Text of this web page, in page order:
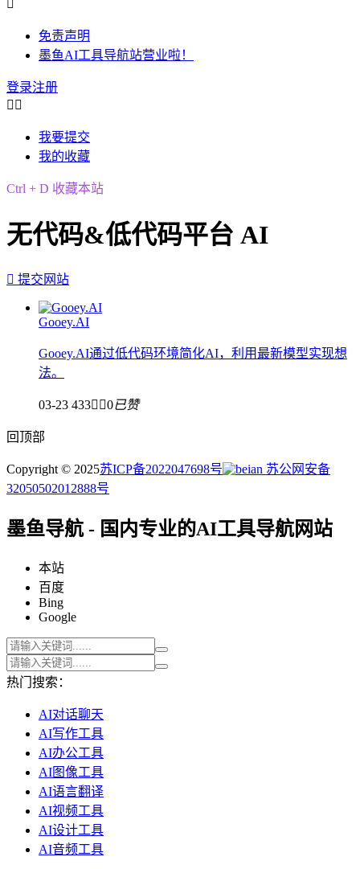

免责声明
墨鱼AI工具导航站营业啦！
登录注册
 
我要提交
我的收藏
Ctrl + D 收藏本站
无代码&低代码平台 AI
 提交网站
Gooey.AI
Gooey.AI通过低代码环境简化AI，利用最新模型实现想
法。
03-23 433 0已赞
回顶部
Copyright © 2025苏ICP备2022047698号
苏公网安备
32050502012888号
墨鱼导航 - 国内专业的AI工具导航网站
本站
百度
Bing
Google
热门搜索：
AI对话聊天
AI写作工具
AI办公工具
AI图像工具
AI语言翻译
AI视频工具
AI设计工具
AI音频工具